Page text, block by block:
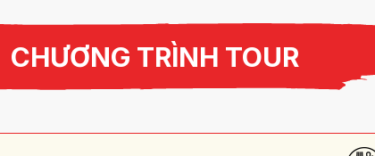
CHƯƠNG TRÌNH TOUR